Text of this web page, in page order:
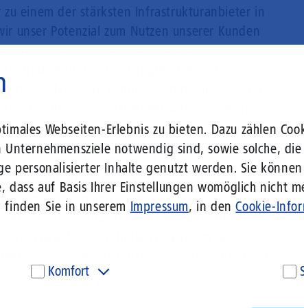
Webseiten-Erlebnis zu bieten. Dazu zählen
notwendig sind, sowie solche,
personalisierter Inhalte genutzt werden. Sie
dass auf Basis Ihrer Einstellungen womöglich nicht
Sie in unserem Impressum, in denCookie-
Komfort
zu einem der stärksten Infrastrukturanbieter in
unser Potenzial zum Nutzen unserer Kunden
Michael Preiß, Geschäftsführer der NeckarCom,
und Übertragungsraten sprechen
Netze. In Kombination mit innovativen
Partnerschaft mit der NeckarCom. Gemeinsam
infrastrukturelle Kraft in Baden-Württemberg
Kommunikation begegnen wir auf Basis
Telekommunikationsprodukte. Diese
Zukunft – sowohl für NeckarCom und